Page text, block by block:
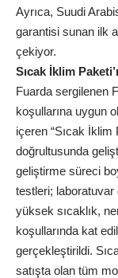
Ayrıca, Suudi
garantisi sunan ilk
çekiyor.
Sıcak İklim
Fuarda sergilenen
koşullarına uygun
içeren “Sıcak İklim
doğrultusunda
geliştirme süreci
testleri; laboratuvar
yüksek sıcaklık,
koşullarında kat
gerçekleştirildi.
satışta olan tüm